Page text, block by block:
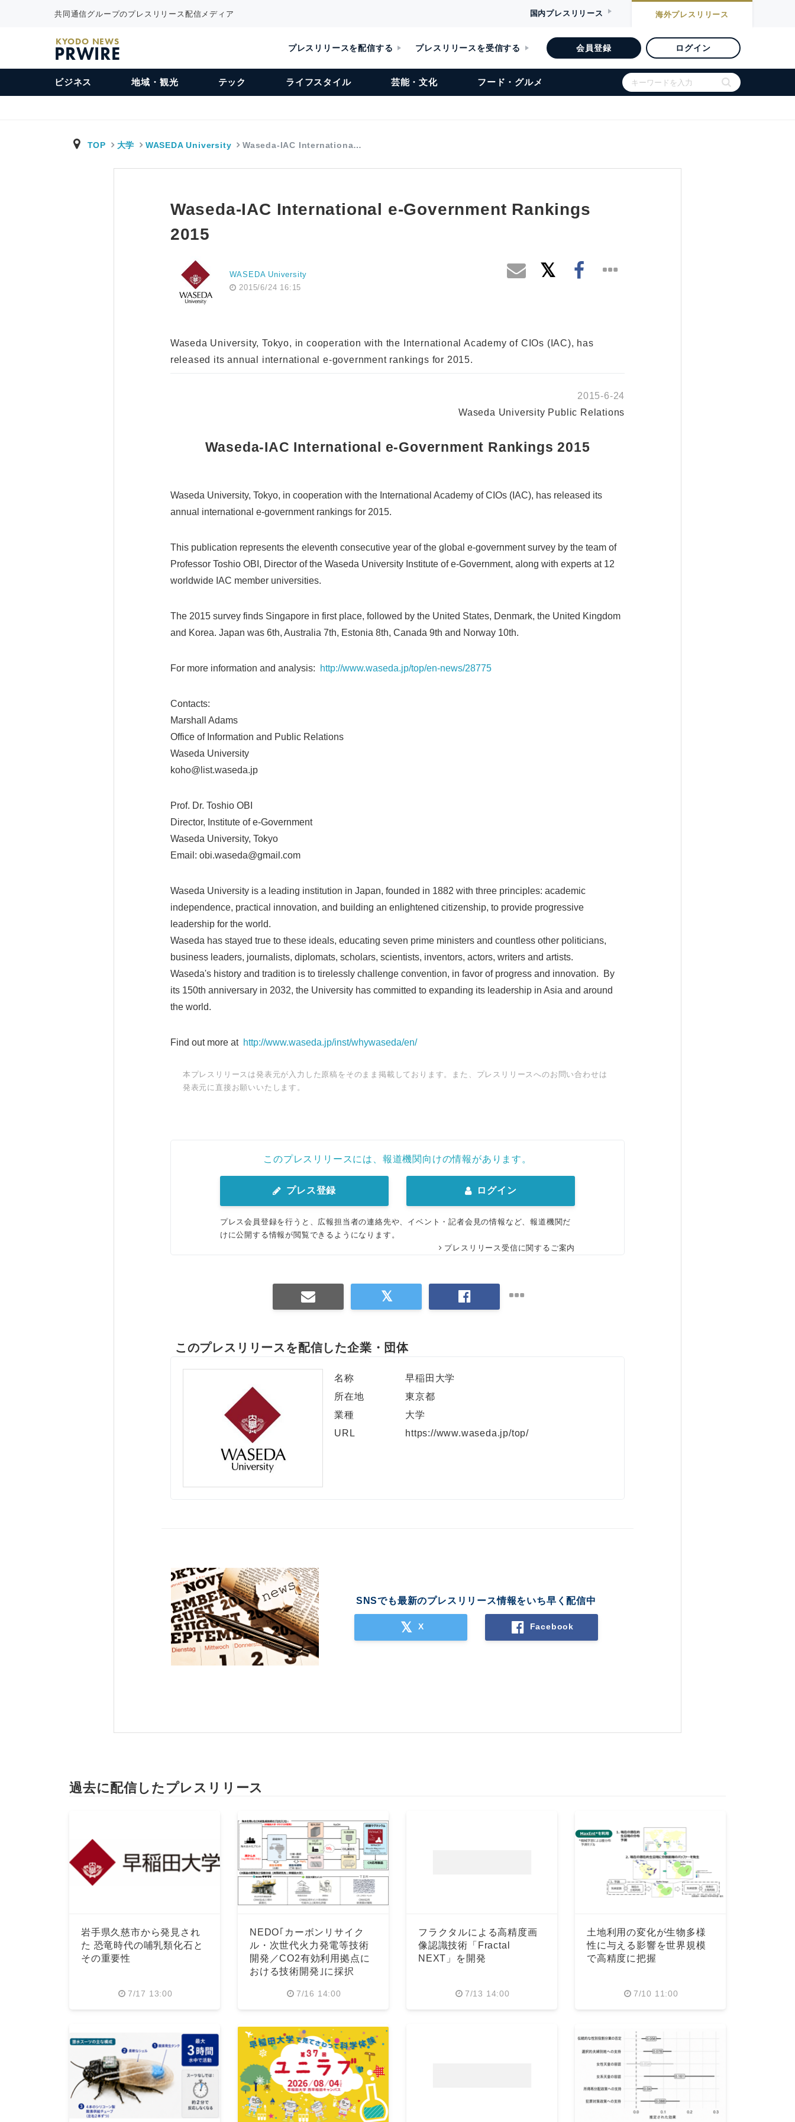
共同通信グループのプレスリリース配信メディア 国内プレスリリース 海外プレスリリース
KYODO NEWS
PRWIRE プレスリリースを配信する プレスリリースを受信する 会員登録 ログイン
ビジネス 地域・観光 テック ライフスタイル 芸能・文化 フード・グルメ
TOP 大学 WASEDA University Waseda-IAC Internationa…
Waseda-IAC International e-Government Rankings
2015
WASEDA University
2015/6/24 16:15
Waseda University, Tokyo, in cooperation with the International Academy of CIOs (IAC), has
released its annual international e-government rankings for 2015.
2015-6-24
Waseda University Public Relations
Waseda-IAC International e-Government Rankings 2015
Waseda University, Tokyo, in cooperation with the International Academy of CIOs (IAC), has released its
annual international e-government rankings for 2015.
This publication represents the eleventh consecutive year of the global e-government survey by the team of
Professor Toshio OBI, Director of the Waseda University Institute of e-Government, along with experts at 12
worldwide IAC member universities.
The 2015 survey finds Singapore in first place, followed by the United States, Denmark, the United Kingdom
and Korea. Japan was 6th, Australia 7th, Estonia 8th, Canada 9th and Norway 10th.
For more information and analysis: http://www.waseda.jp/top/en-news/28775
Contacts:
Marshall Adams
Office of Information and Public Relations
Waseda University
koho@list.waseda.jp
Prof. Dr. Toshio OBI
Director, Institute of e-Government
Waseda University, Tokyo
Email: obi.waseda@gmail.com
Waseda University is a leading institution in Japan, founded in 1882 with three principles: academic
independence, practical innovation, and building an enlightened citizenship, to provide progressive
leadership for the world.
Waseda has stayed true to these ideals, educating seven prime ministers and countless other politicians,
business leaders, journalists, diplomats, scholars, scientists, inventors, actors, writers and artists.
Waseda's history and tradition is to tirelessly challenge convention, in favor of progress and innovation. By
its 150th anniversary in 2032, the University has committed to expanding its leadership in Asia and around
the world.
Find out more at http://www.waseda.jp/inst/whywaseda/en/
本プレスリリースは発表元が入力した原稿をそのまま掲載しております。また、プレスリリースへのお問い合わせは
発表元に直接お願いいたします。
このプレスリリースには、報道機関向けの情報があります。
プレス登録 ログイン
プレス会員登録を行うと、広報担当者の連絡先や、イベント・記者会見の情報など、報道機関だ
けに公開する情報が閲覧できるようになります。
プレスリリース受信に関するご案内
このプレスリリースを配信した企業・団体
名称
早稲田大学
所在地
東京都
業種
大学
URL
https://www.waseda.jp/top/
SNSでも最新のプレスリリース情報をいち早く配信中
X Facebook
過去に配信したプレスリリース
岩手県久慈市から発見され
た 恐竜時代の哺乳類化石と
その重要性
7/17 13:00
NEDO｢カーボンリサイク
ル・次世代火力発電等技術
開発／CO2有効利用拠点に
おける技術開発｣に採択
7/16 14:00
フラクタルによる高精度画
像認識技術「Fractal
NEXT」を開発
7/13 14:00
土地利用の変化が生物多様
性に与える影響を世界規模
で高精度に把握
7/10 11:00
Japanese
English